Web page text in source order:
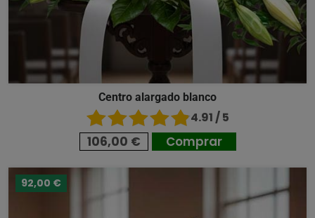
Centro alargado blanco
4.91 / 5
106,00 € Comprar
92,00 €